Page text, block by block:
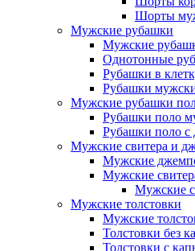
Шорты
Мужские рубашки
Мужские
Однотонные
Рубашки в
Рубашки
Мужские рубашки
Рубашки поло
Рубашки поло
Мужские свитера и
Мужские
Мужские
Мужские
Мужские толстовки
Мужские
Толстовки без
Толстовки с